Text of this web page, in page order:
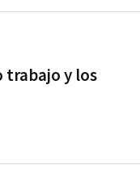
trabajo y los